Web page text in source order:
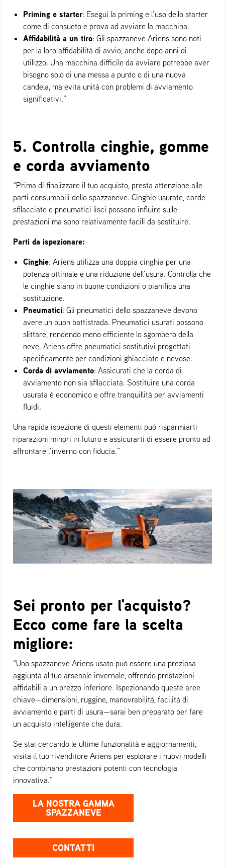
Priming e starter: Esegui la priming e l’uso dello starter
come di consueto e prova ad avviare la macchina.
Affidabilità a un tiro: Gli spazzaneve Ariens sono noti
per la loro affidabilità di avvio, anche dopo anni di
utilizzo. Una macchina difficile da avviare potrebbe aver
bisogno solo di una messa a punto o di una nuova
candela, ma evita unità con problemi di avviamento
significativi.”
5. Controlla cinghie, gomme
e corda avviamento
“Prima di finalizzare il tuo acquisto, presta attenzione alle
parti consumabili dello spazzaneve. Cinghie usurate, corde
sfilacciate e pneumatici lisci possono influire sulle
prestazioni ma sono relativamente facili da sostituire.
Parti da ispezionare:
Cinghie: Ariens utilizza una doppia cinghia per una
potenza ottimale e una riduzione dell’usura. Controlla che
le cinghie siano in buone condizioni o pianifica una
sostituzione.
Pneumatici: Gli pneumatici dello spazzaneve devono
avere un buon battistrada. Pneumatici usurati possono
slittare, rendendo meno efficiente lo sgombero della
neve. Ariens offre pneumatici sostitutivi progettati
specificamente per condizioni ghiacciate e nevose.
Corda di avviamento: Assicurati che la corda di
avviamento non sia sfilacciata. Sostituire una corda
usurata è economico e offre tranquillità per avviamenti
fluidi.
Una rapida ispezione di questi elementi può risparmiarti
riparazioni minori in futuro e assicurarti di essere pronto ad
affrontare l’inverno con fiducia.”
Sei pronto per l'acquisto?
Ecco come fare la scelta
migliore:
“Uno spazzaneve Ariens usato può essere una preziosa
aggiunta al tuo arsenale invernale, offrendo prestazioni
affidabili a un prezzo inferiore. Ispezionando queste aree
chiave—dimensioni, ruggine, manovrabilità, facilità di
avviamento e parti di usura—sarai ben preparato per fare
un acquisto intelligente che dura.
Se stai cercando le ultime funzionalità e aggiornamenti,
visita il tuo rivenditore Ariens per esplorare i nuovi modelli
che combinano prestazioni potenti con tecnologia
innovativa.”
LA NOSTRA GAMMA
SPAZZANEVE
CONTATTI